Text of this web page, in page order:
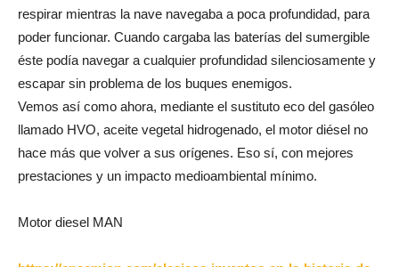
respirar mientras la nave navegaba a poca profundidad, para
poder funcionar. Cuando cargaba las baterías del sumergible
éste podía navegar a cualquier profundidad silenciosamente y
escapar sin problema de los buques enemigos.
Vemos así como ahora, mediante el sustituto eco del gasóleo
llamado HVO, aceite vegetal hidrogenado, el motor diésel no
hace más que volver a sus orígenes. Eso sí, con mejores
prestaciones y un impacto medioambiental mínimo.
Motor diesel MAN